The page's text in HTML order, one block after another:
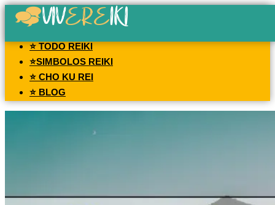
⭐ TODO REIKI
⭐SIMBOLOS REIKI
⭐ CHO KU REI
⭐ BLOG